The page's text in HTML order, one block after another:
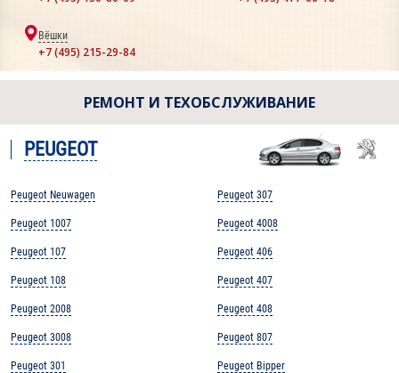
Вёшки
+7 (495) 215-29-84
РЕМОНТ И ТЕХОБСЛУЖИВАНИЕ
PEUGEOT
Peugeot Neuwagen
Peugeot 1007
Peugeot 107
Peugeot 108
Peugeot 2008
Peugeot 3008
Peugeot 301
Peugeot 307
Peugeot 4008
Peugeot 406
Peugeot 407
Peugeot 408
Peugeot 807
Peugeot Bipper